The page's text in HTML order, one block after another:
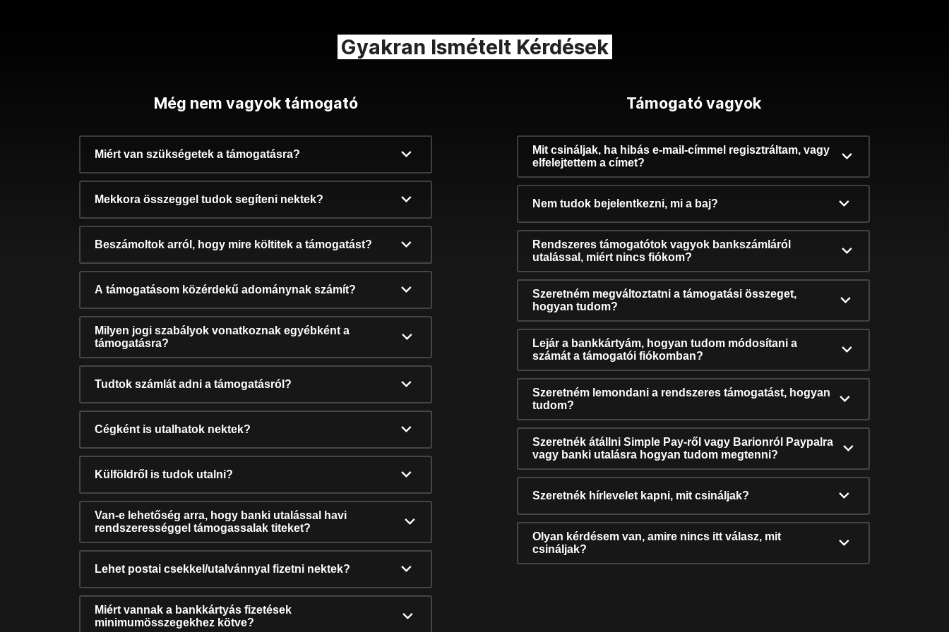
Gyakran Ismételt Kérdések
Még nem vagyok támogató
Miért van szükségetek a támogatásra?
Mekkora összeggel tudok segíteni nektek?
Beszámoltok arról, hogy mire költitek a támogatást?
A támogatásom közérdekű adománynak számít?
Milyen jogi szabályok vonatkoznak egyébként a
támogatásra?
Tudtok számlát adni a támogatásról?
Cégként is utalhatok nektek?
Külföldről is tudok utalni?
Van-e lehetőség arra, hogy banki utalással havi
rendszerességgel támogassalak titeket?
Lehet postai csekkel/utalvánnyal fizetni nektek?
Miért vannak a bankkártyás fizetések
minimumösszegekhez kötve?
Támogató vagyok
Mit csináljak, ha hibás e-mail-címmel regisztráltam, vagy
elfelejtettem a címet?
Nem tudok bejelentkezni, mi a baj?
Rendszeres támogatótok vagyok bankszámláról
utalással, miért nincs fiókom?
Szeretném megváltoztatni a támogatási összeget,
hogyan tudom?
Lejár a bankkártyám, hogyan tudom módosítani a
számát a támogatói fiókomban?
Szeretném lemondani a rendszeres támogatást, hogyan
tudom?
Szeretnék átállni Simple Pay-ről vagy Barionról Paypalra
vagy banki utalásra hogyan tudom megtenni?
Szeretnék hírlevelet kapni, mit csináljak?
Olyan kérdésem van, amire nincs itt válasz, mit
csináljak?